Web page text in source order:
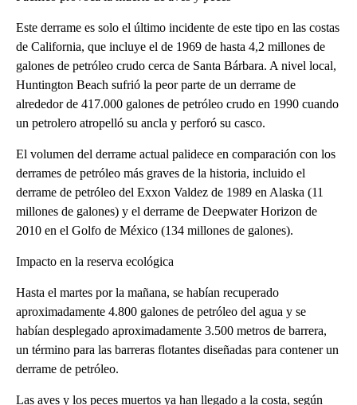
Este derrame es solo el último incidente de este tipo en las costas
de California, que incluye el de 1969 de hasta 4,2 millones de
galones de petróleo crudo cerca de Santa Bárbara. A nivel local,
Huntington Beach sufrió la peor parte de un derrame de
alrededor de 417.000 galones de petróleo crudo en 1990 cuando
un petrolero atropelló su ancla y perforó su casco.
El volumen del derrame actual palidece en comparación con los
derrames de petróleo más graves de la historia, incluido el
derrame de petróleo del Exxon Valdez de 1989 en Alaska (11
millones de galones) y el derrame de Deepwater Horizon de
2010 en el Golfo de México (134 millones de galones).
Impacto en la reserva ecológica
Hasta el martes por la mañana, se habían recuperado
aproximadamente 4.800 galones de petróleo del agua y se
habían desplegado aproximadamente 3.500 metros de barrera,
un término para las barreras flotantes diseñadas para contener un
derrame de petróleo.
Las aves y los peces muertos ya han llegado a la costa, según